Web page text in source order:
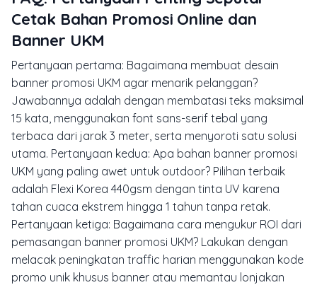
Cetak Bahan Promosi Online dan
Banner UKM
Pertanyaan pertama: Bagaimana membuat desain
banner promosi UKM agar menarik pelanggan?
Jawabannya adalah dengan membatasi teks maksimal
15 kata, menggunakan font sans-serif tebal yang
terbaca dari jarak 3 meter, serta menyoroti satu solusi
utama. Pertanyaan kedua: Apa bahan banner promosi
UKM yang paling awet untuk outdoor? Pilihan terbaik
adalah Flexi Korea 440gsm dengan tinta UV karena
tahan cuaca ekstrem hingga 1 tahun tanpa retak.
Pertanyaan ketiga: Bagaimana cara mengukur ROI dari
pemasangan banner promosi UKM? Lakukan dengan
melacak peningkatan traffic harian menggunakan kode
promo unik khusus banner atau memantau lonjakan